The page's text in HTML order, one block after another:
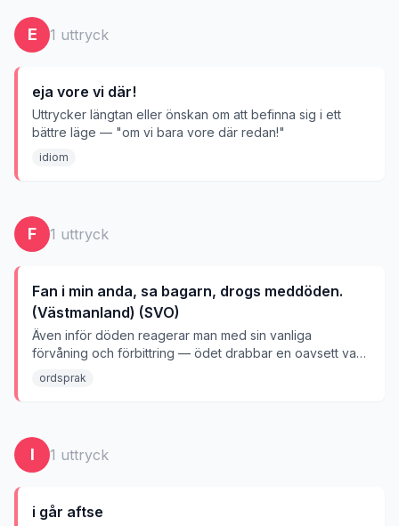
E 1 uttryck
eja vore vi där!
Uttrycker längtan eller önskan om att befinna sig i ett
bättre läge — "om vi bara vore där redan!"
idiom
F 1 uttryck
Fan i min anda, sa bagarn, drogs meddöden.
(Västmanland) (SVO)
Även inför döden reagerar man med sin vanliga
förvåning och förbittring — ödet drabbar en oavsett vad
man säger eller gör.
ordsprak
I 1 uttryck
i går aftse